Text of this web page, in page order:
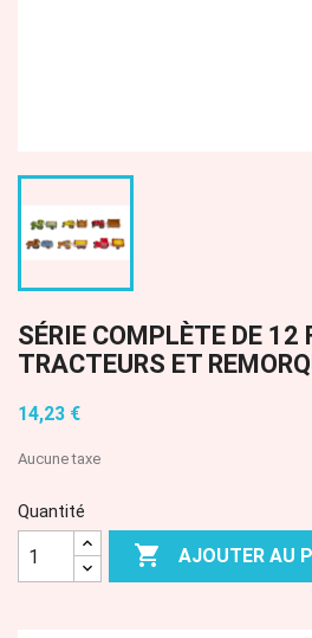
SÉRIE COMPLÈTE DE 12
TRACTEURS ET
14,23 €
Aucune taxe
Quantité
 AJOUTER AU